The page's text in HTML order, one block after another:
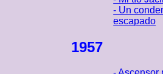
- Un
escapado
1957